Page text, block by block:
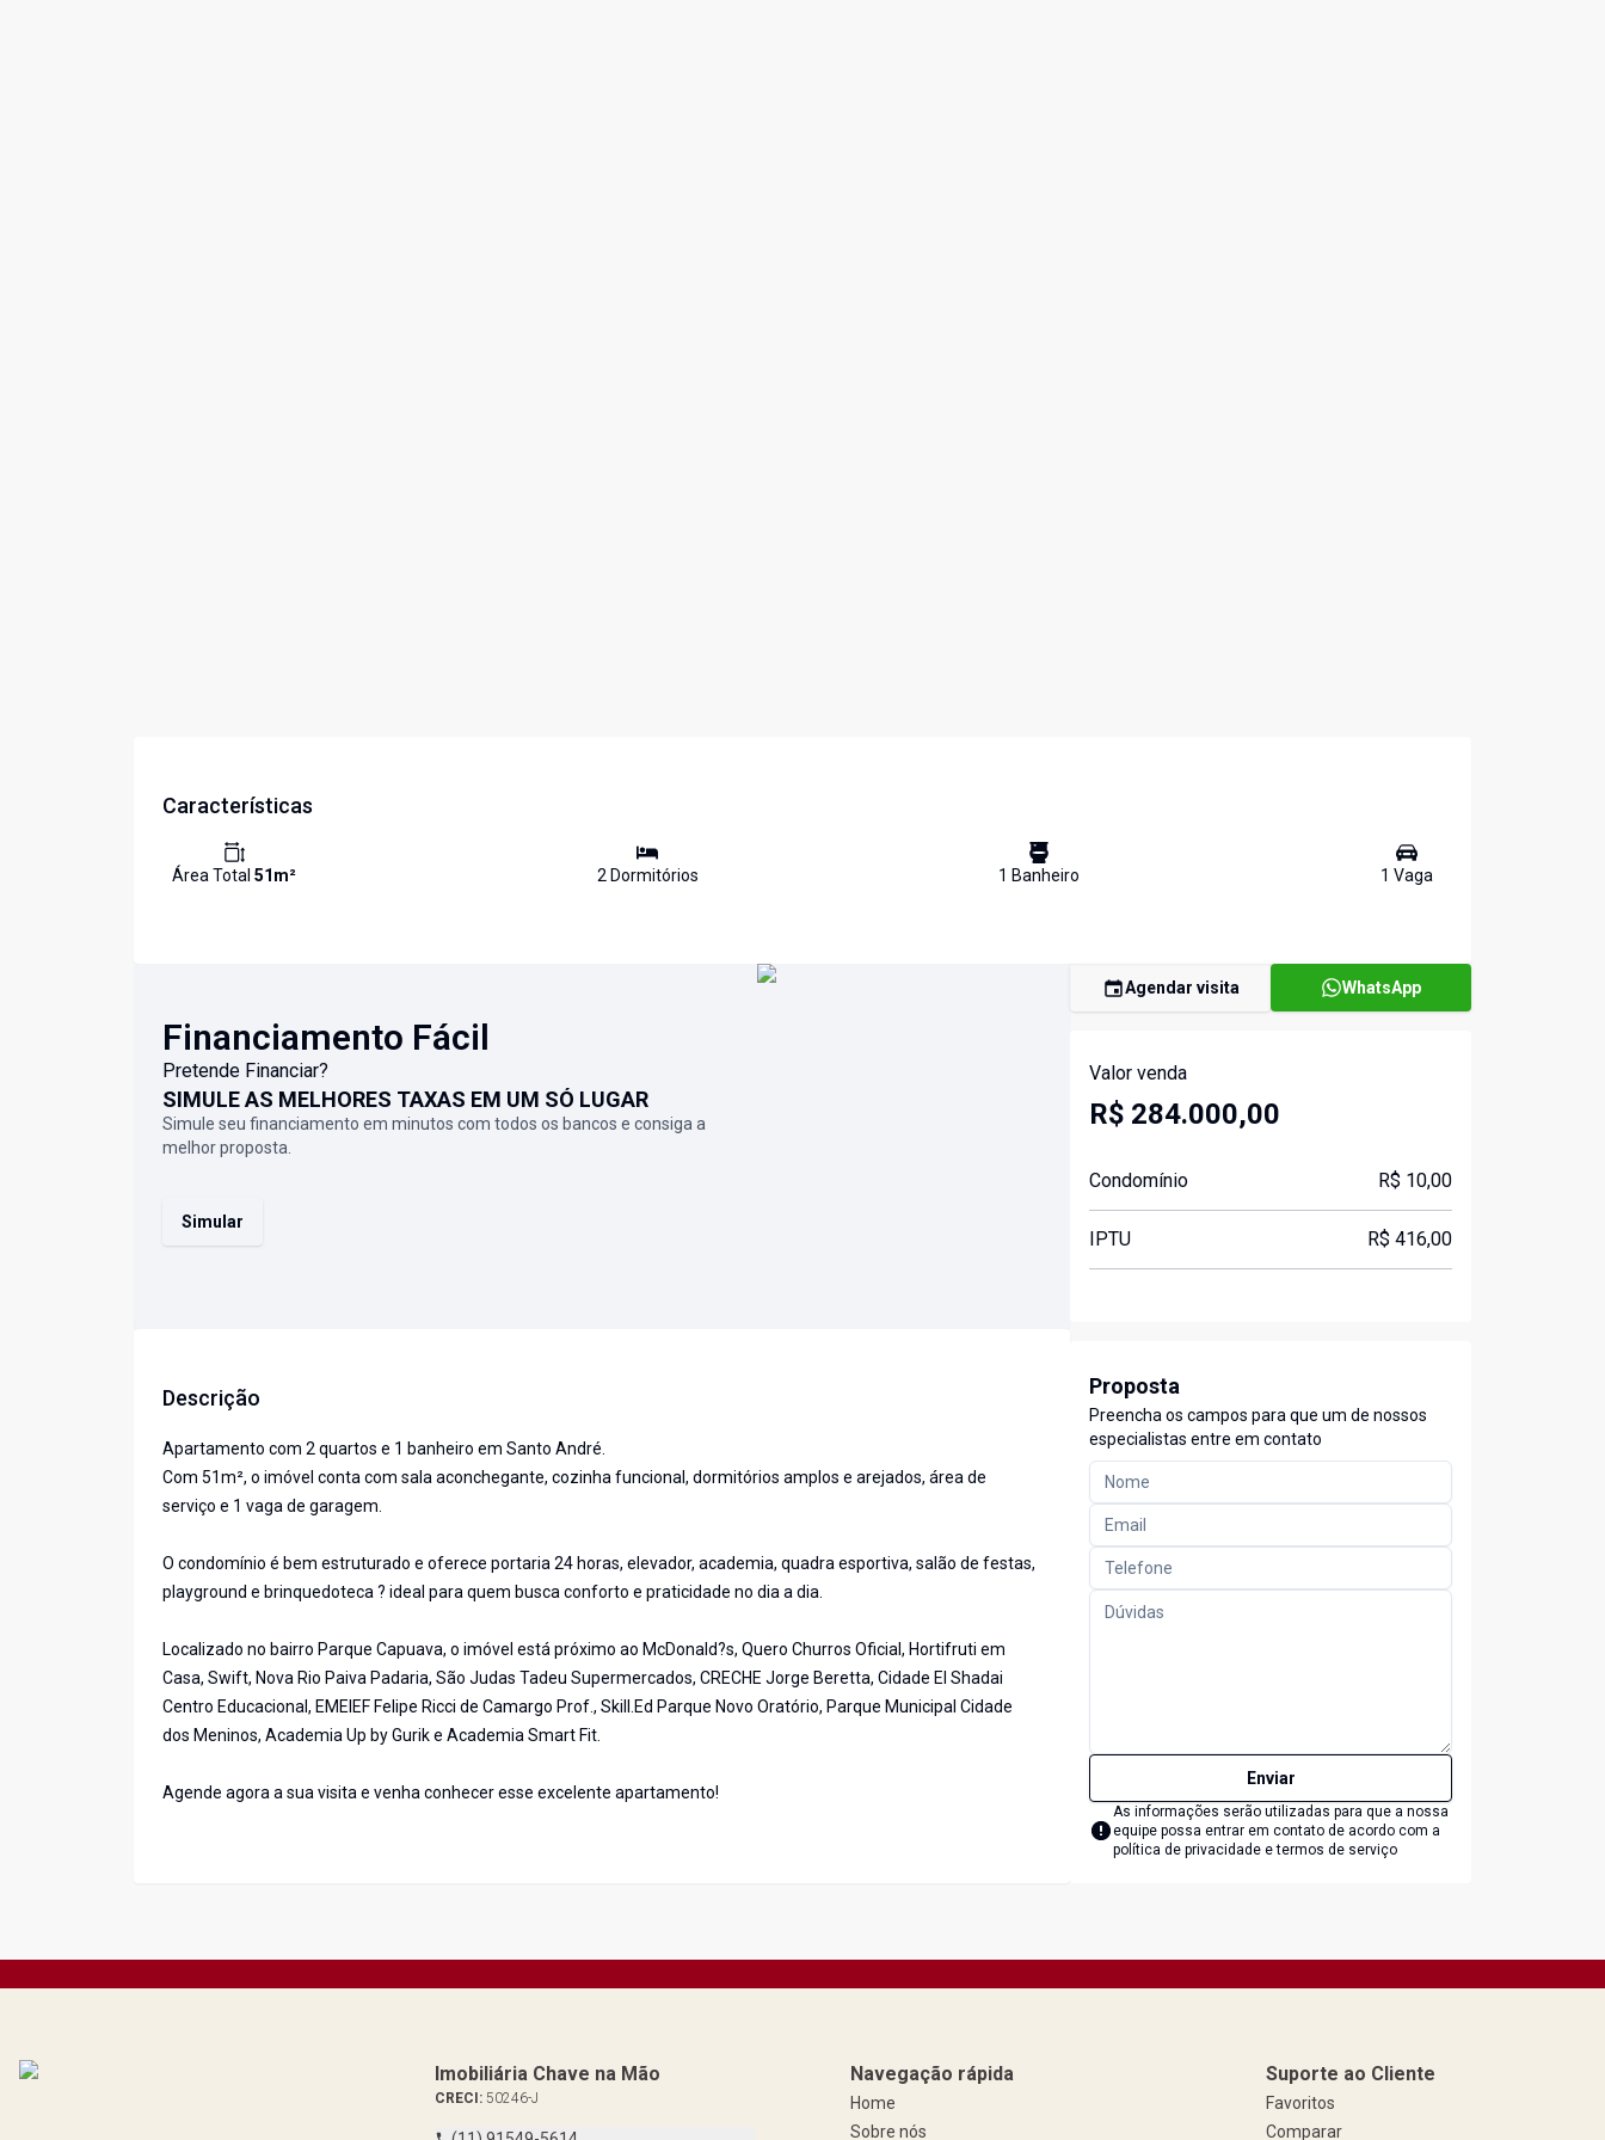
Características
Área Total 51m² 2Dormitórios 1 Banheiro 1 Vaga
Financiamento Fácil
Pretende Financiar?
SIMULE AS MELHORES TAXAS EM UM SÓ LUGAR
Simule seu financiamento em minutos com todos os bancos e consiga a
melhor proposta.
Simular
Descrição
Apartamento com 2 quartos e 1 banheiro em Santo André.
Com 51m², o imóvel conta com sala aconchegante, cozinha funcional, dormitórios amplos e arejados, área de
serviço e 1 vaga de garagem.
O condomínio é bem estruturado e oferece portaria 24 horas, elevador, academia, quadra esportiva, salão de festas,
playground e brinquedoteca ? ideal para quem busca conforto e praticidade no dia a dia.
Localizado no bairro Parque Capuava, o imóvel está próximo ao McDonald?s, Quero Churros Oficial, Hortifruti em
Casa, Swift, Nova Rio Paiva Padaria, São Judas Tadeu Supermercados, CRECHE Jorge Beretta, Cidade El Shadai
Centro Educacional, EMEIEF Felipe Ricci de Camargo Prof., Skill.Ed Parque Novo Oratório, Parque Municipal Cidade
dos Meninos, Academia Up by Gurik e Academia Smart Fit.
Agende agora a sua visita e venha conhecer esse excelente apartamento!
Agendar visita WhatsApp
Valor venda
R$ 284.000,00
Condomínio R$ 10,00
IPTU R$ 416,00
Proposta
Preencha os campos para que um de nossos
especialistas entre em contato
Enviar
As informações serão utilizadas para que a nossa
equipe possa entrar em contato de acordo com a
política de privacidade e termos de serviço
Imobiliária Chave na Mão
CRECI: 50246-J
Navegação rápida
Home
Sobre nós
Suporte ao Cliente
Favoritos
Comparar